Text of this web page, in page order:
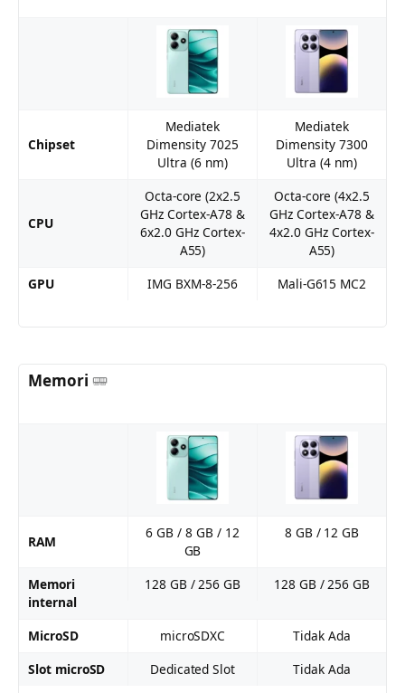
Chipset
Mediatek
Dimensity 7025
Ultra (6 nm)
Mediatek
Dimensity 7300
Ultra (4 nm)
CPU
Octa-core (2x2.5
GHz Cortex-A78 &
6x2.0 GHz Cortex-
A55)
Octa-core (4x2.5
GHz Cortex-A78 &
4x2.0 GHz Cortex-
A55)
GPU
IMG BXM-8-256 Mali-G615 MC2
Memori
RAM
6 GB / 8 GB / 12
GB
8 GB / 12 GB
Memori
internal
128 GB / 256 GB 128 GB / 256 GB
MicroSD microSDXC
Tidak Ada
Slot microSD
Dedicated Slot Tidak Ada